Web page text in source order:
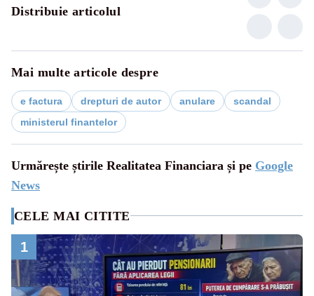
Distribuie articolul
Mai multe articole despre
e factura drepturi de autor anulare
scandal
ministerul finantelor
Urmărește știrile Realitatea Financiara și pe Google
News
CELE MAI CITITE
1